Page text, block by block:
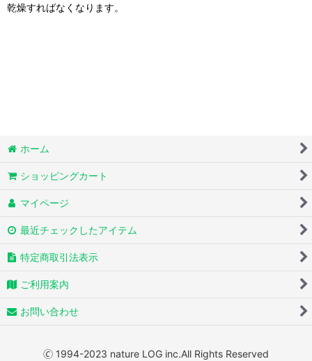
乾燥すればなくなります。
ホーム
ショッピングカート
マイページ
最近チェックしたアイテム
特定商取引法表示
ご利用案内
お問い合わせ
🄫 1994-2023 nature LOG inc.All Rights Reserved